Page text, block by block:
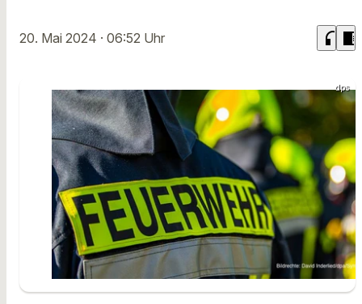
20. Mai 2024 · 06:52 Uhr headphones chrome_reader_mode
dps